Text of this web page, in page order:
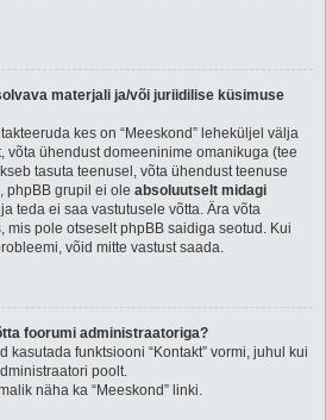
materjali ja/või juriidilise küsimuse
kes on “Meeskond” leheküljel välja
võta ühendust domeeninime omanikuga (tee
tasuta teenusel, võta ühendust teenuse
phpBB grupil ei ole absoluutselt midagi
ja teda ei saa vastutusele võtta. Ära võta
mis pole otseselt phpBB saidiga seotud. Kui
võid mitte vastust saada.
foorumi administraatoriga?
kasutada funktsiooni “Kontakt” vormi, juhul kui
poolt.
näha ka “Meeskond” linki.